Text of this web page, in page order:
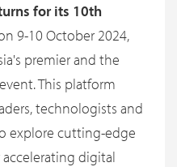
for its 10th
9-10 October 2024,
premier and the
This platform
technologists and
explore cutting-edge
digital